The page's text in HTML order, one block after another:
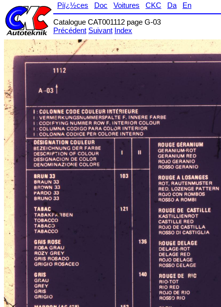
Piï¿½ces Doc Voitures CKC Da
En
Catalogue CAT001112 page G-03
Précédent Suivant Index